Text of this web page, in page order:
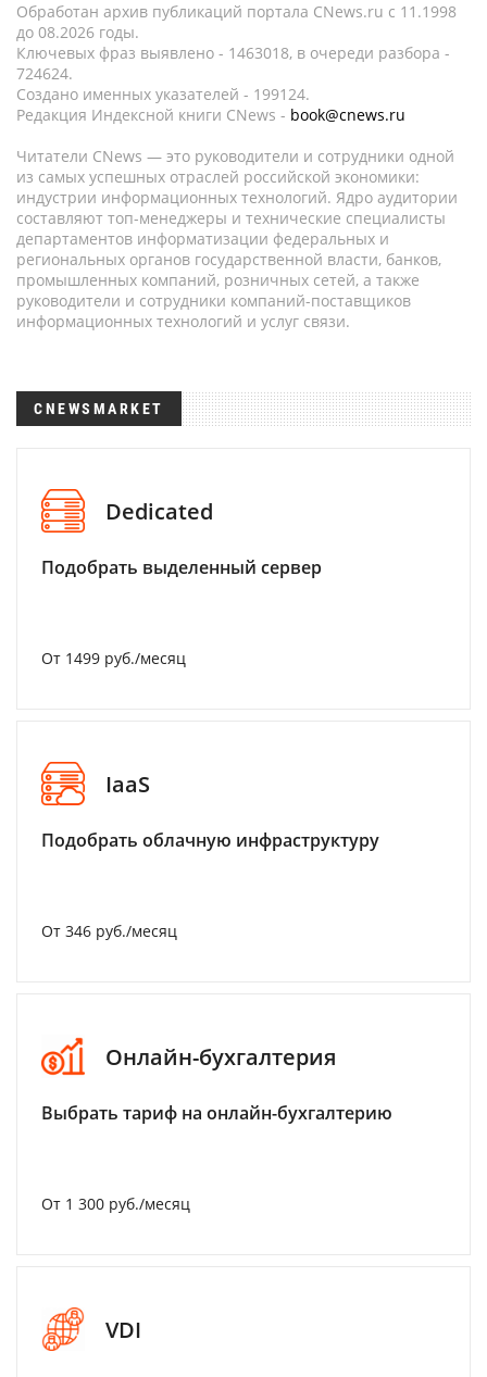
Обработан архив публикаций портала CNews.ru c 11.1998
до 08.2026 годы.
Ключевых фраз выявлено - 1463018, в очереди разбора -
724624.
Создано именных указателей - 199124.
Редакция Индексной книги CNews - book@cnews.ru
Читатели CNews — это руководители и сотрудники одной
из самых успешных отраслей российской экономики:
индустрии информационных технологий. Ядро аудитории
составляют топ-менеджеры и технические специалисты
департаментов информатизации федеральных и
региональных органов государственной власти, банков,
промышленных компаний, розничных сетей, а также
руководители и сотрудники компаний-поставщиков
информационных технологий и услуг связи.
CNEWSMARKET
Dedicated
Подобрать выделенный сервер
От 1499 руб./месяц
IaaS
Подобрать облачную инфраструктуру
От 346 руб./месяц
Онлайн-бухгалтерия
Выбрать тариф на онлайн-бухгалтерию
От 1 300 руб./месяц
VDI